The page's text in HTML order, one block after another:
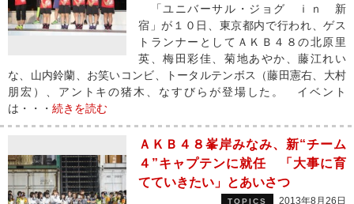
「ユニバーサル・ジョグ ｉｎ 新
宿」が１０日、東京都内で行われ、ゲス
トランナーとしてＡＫＢ４８の北原里
英、梅田彩佳、菊地あやか、藤江れい
な、山内鈴蘭、お笑いコンビ、トータルテンボス（藤田憲右、大村
朋宏）、アントキの猪木、なすびらが登場した。 イベント
は・・・ 続きを読む
ＡＫＢ４８峯岸みなみ、新“チーム
４”キャプテンに就任 「大事に育
てていきたい」とあいさつ
TOPICS 2013年8月26日